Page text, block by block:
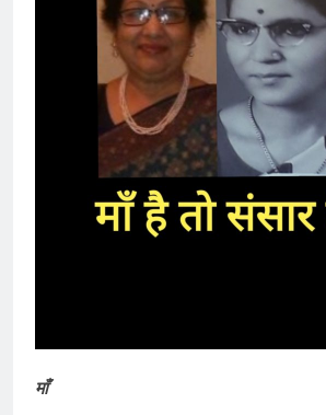
माँ